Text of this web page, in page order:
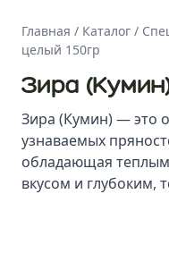
Главная / Каталог /
целый 150гр
Зира
Зира (Кумин) — это
узнаваемых
обладающая
вкусом и глубоким,